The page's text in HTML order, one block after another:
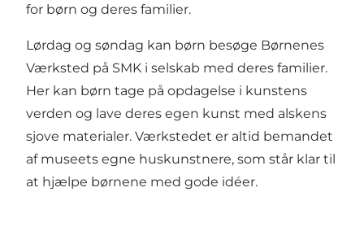
for børn og deres familier.
Lørdag og søndag kan børn besøge Børnenes
Værksted på SMK i selskab med deres familier.
Her kan børn tage på opdagelse i kunstens
verden og lave deres egen kunst med alskens
sjove materialer. Værkstedet er altid bemandet
af museets egne huskunstnere, som står klar til
at hjælpe børnene med gode idéer.